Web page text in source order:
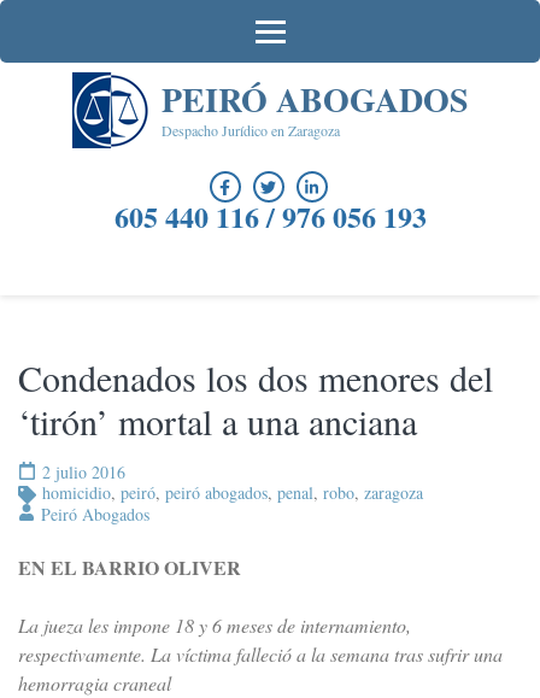
Saltar
contenido
PEIRÓ ABOGADOS
Despacho Jurídico en Zaragoza
605 440 116 / 976 056 193
Condenados los dos menores del
‘tirón’ mortal a una anciana
2 julio 2016
homicidio, peiró, peiró abogados, penal, robo, zaragoza
Peiró Abogados
EN EL BARRIO OLIVER
La jueza les impone 18 y 6 meses de internamiento,
respectivamente. La víctima falleció a la semana tras sufrir una
hemorragia craneal